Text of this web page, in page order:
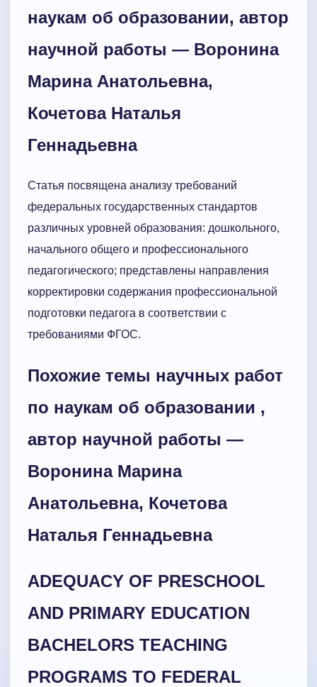
наукам об образовании, автор
научной работы — Воронина
Марина Анатольевна,
Кочетова Наталья
Геннадьевна
Статья посвящена анализу требований
федеральных государственных стандартов
различных уровней образования: дошкольного,
начального общего и профессионального
педагогического; представлены направления
корректировки содержания профессиональной
подготовки педагога в соответствии с
требованиями ФГОС.
Похожие темы научных работ
по наукам об образовании ,
автор научной работы —
Воронина Марина
Анатольевна, Кочетова
Наталья Геннадьевна
ADEQUACY OF PRESCHOOL
AND PRIMARY EDUCATION
BACHELORS TEACHING
PROGRAMS TO FEDERAL